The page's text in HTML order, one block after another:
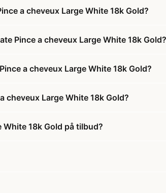
a cheveux Large White 18k Gold?
Pince a cheveux Large White 18k Gold?
a cheveux Large White 18k Gold?
cheveux Large White 18k Gold?
White 18k Gold på tilbud?